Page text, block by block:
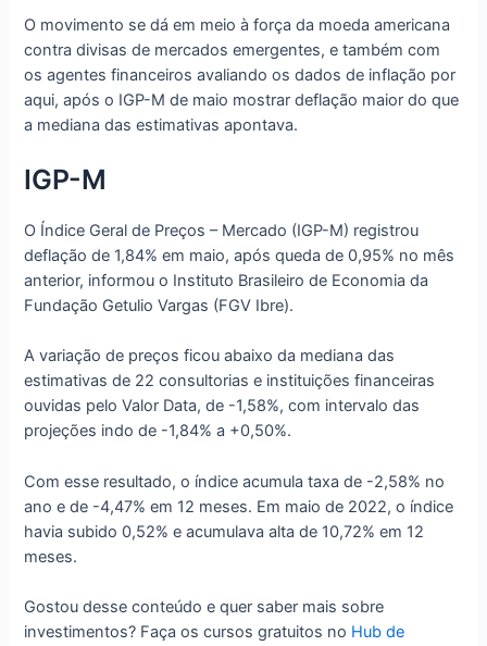
O movimento se dá em meio à força da moeda americana
contra divisas de mercados emergentes, e também com
os agentes financeiros avaliando os dados de inflação por
aqui, após o IGP-M de maio mostrar deflação maior do que
a mediana das estimativas apontava.
IGP-M
O Índice Geral de Preços – Mercado (IGP-M) registrou
deflação de 1,84% em maio, após queda de 0,95% no mês
anterior, informou o Instituto Brasileiro de Economia da
Fundação Getulio Vargas (FGV Ibre).
A variação de preços ficou abaixo da mediana das
estimativas de 22 consultorias e instituições financeiras
ouvidas pelo Valor Data, de -1,58%, com intervalo das
projeções indo de -1,84% a +0,50%.
Com esse resultado, o índice acumula taxa de -2,58% no
ano e de -4,47% em 12 meses. Em maio de 2022, o índice
havia subido 0,52% e acumulava alta de 10,72% em 12
meses.
Gostou desse conteúdo e quer saber mais sobre
investimentos? Faça os cursos gratuitos no Hub de